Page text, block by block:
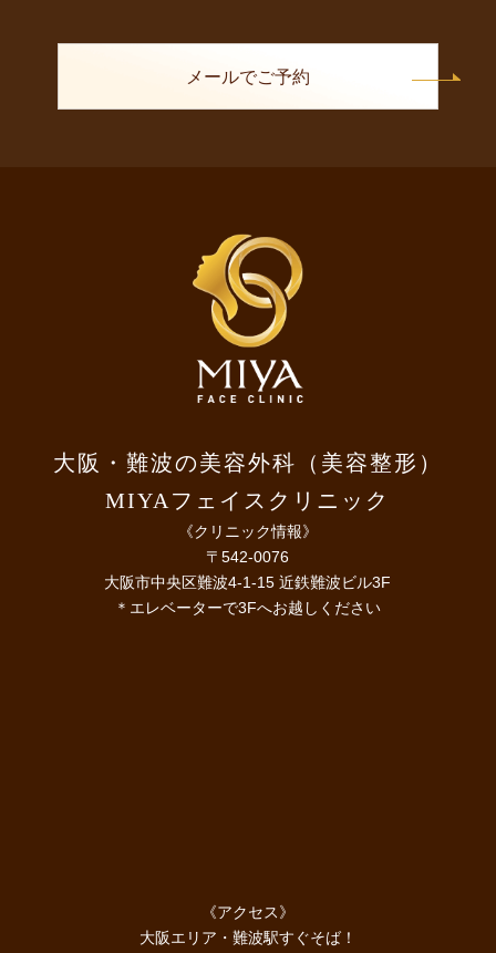
メールでご予約
大阪・難波の美容外科（美容整形）
MIYAフェイスクリニック
《クリニック情報》
〒542-0076
大阪市中央区難波4-1-15 近鉄難波ビル3F
＊エレベーターで3Fへお越しください
《アクセス》
大阪エリア・難波駅すぐそば！